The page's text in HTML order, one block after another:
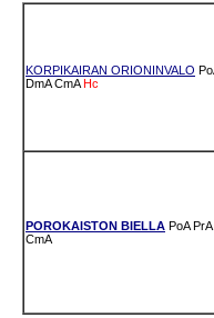
KORPIKAIRAN ORIONINVALO
DmA CmA Hc
POROKAISTON BIELLA PoA PrA
CmA